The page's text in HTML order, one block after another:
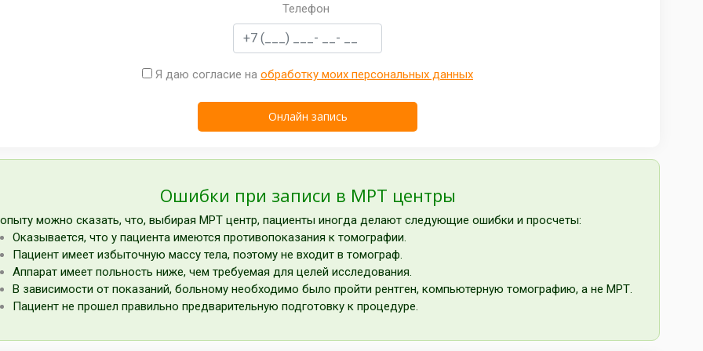
Телефон
Я даю согласие на обработку моих персональных данных
Ошибки при записи в МРТ центры
можно сказать, что, выбирая МРТ центр, пациенты иногда делают следующие ошибки и просчеты:
Оказывается, что у пациента имеются противопоказания к томографии.
Пациент имеет избыточную массу тела, поэтому не входит в томограф.
Аппарат имеет польность ниже, чем требуемая для целей исследования.
В зависимости от показаний, больному необходимо было пройти рентген, компьютерную томографию, а не МРТ.
Пациент не прошел правильно предварительную подготовку к процедуре.